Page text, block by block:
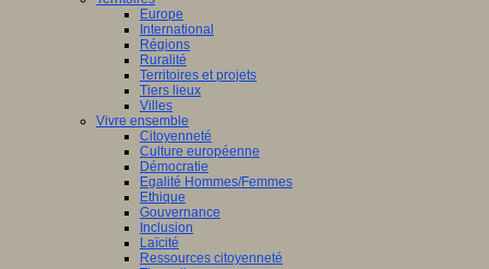
Europe
International
Régions
Ruralité
Territoires et projets
Tiers lieux
Villes
Vivre ensemble
Citoyenneté
Culture européenne
Démocratie
Egalité Hommes/Femmes
Ethique
Gouvernance
Inclusion
Laïcité
Ressources citoyenneté